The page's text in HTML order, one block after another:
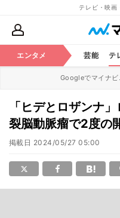
テレビ・映画
エンタメ 芸能 テ
Googleでマイナビ
「ヒデとロザンナ
裂脳動脈瘤で2度の
掲載日 2024/05/27 05:00